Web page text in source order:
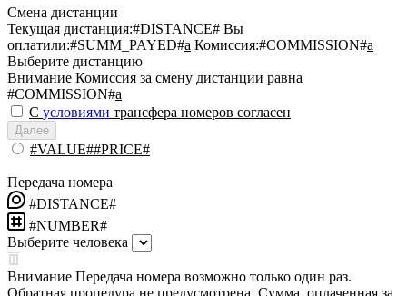
Смена дистанции
Текущая дистанция:#DISTANCE# Вы
оплатили:#SUMM_PAYED#a Комиссия:#COMMISSION#a
Выберите дистанцию
Внимание Комиссия за смену дистанции равна
#COMMISSION#a
С условиями трансфера номеров согласен
Далее
#VALUE##PRICE#
Передача номера
#DISTANCE#
#NUMBER#
Выберите человека
Внимание Передача номера возможно только один раз.
Обратная процедура не предусмотрена. Сумма, оплаченная за